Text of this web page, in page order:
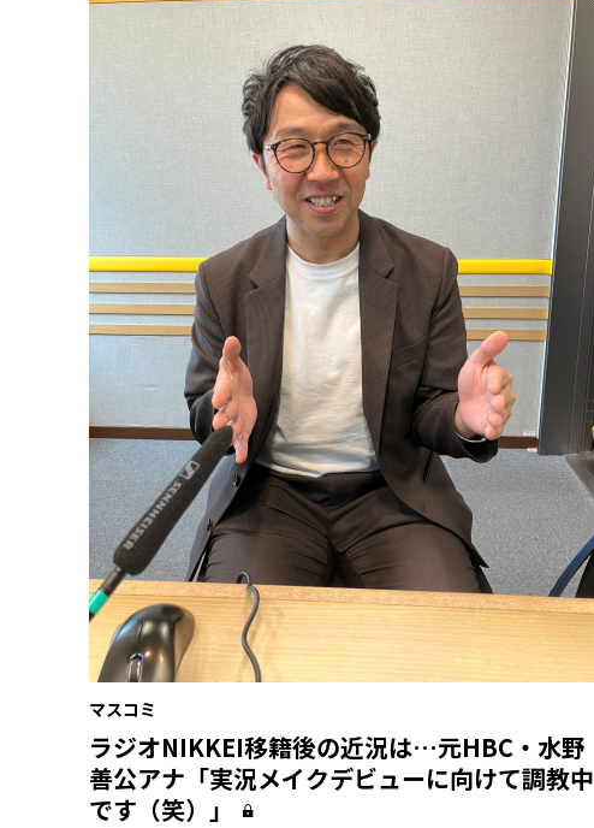
マスコミ
ラジオNIKKEI移籍後の近況は…元HBC・水野
善公アナ「実況メイクデビューに向けて調教中
です（笑）」